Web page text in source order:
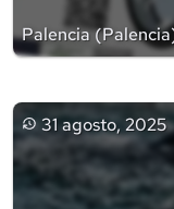
Palencia(Palencia
31 agosto, 2025